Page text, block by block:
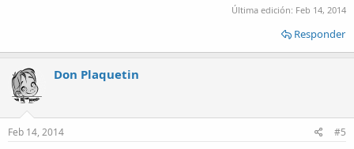
Última edición: Feb 14, 2014
Responder
Don Plaquetin
Feb 14, 2014 #5